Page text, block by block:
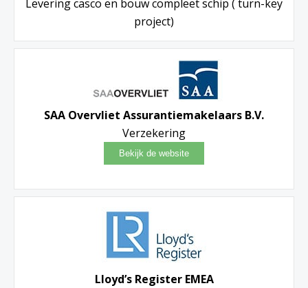
Levering casco en bouw compleet schip ( turn-key
project)
SAA Overvliet Assurantiemakelaars B.V.
Verzekering
Lloyd’s Register EMEA